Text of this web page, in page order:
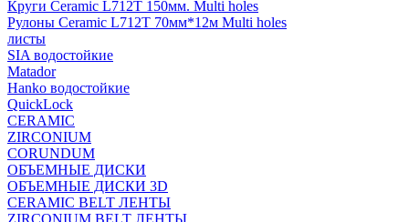
Круги Ceramic L712T 150мм. Multi holes
Рулоны Ceramic L712T 70мм*12м Multi holes
листы
SIA водостойкие
Matador
Hanko водостойкие
QuickLock
CERAMIC
ZIRCONIUM
СORUNDUM
ОБЪЕМНЫЕ ДИСКИ
ОБЪЕМНЫЕ ДИСКИ 3D
CERAMIC BELT ЛЕНТЫ
ZIRCONIUM BELT ЛЕНТЫ